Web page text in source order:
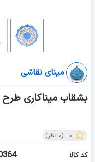
مینای نقاشی
بشقاب میناکاری طرح گل
۰ (۰ نظر)
کد کالا